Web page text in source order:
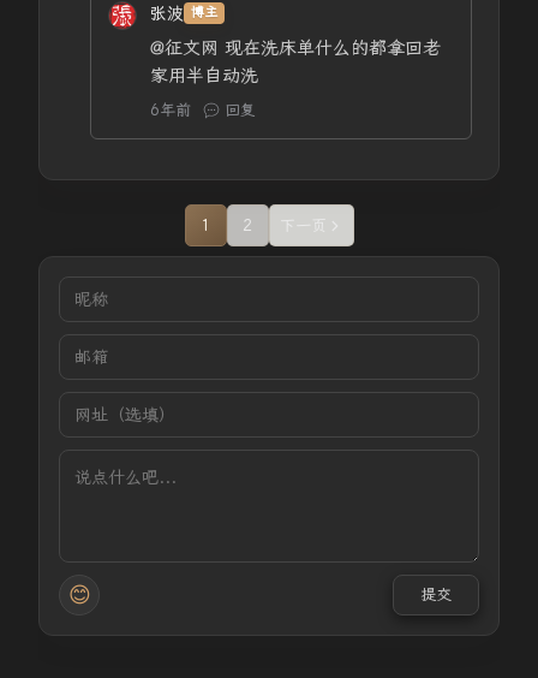
张波 博主
@征文网 现在洗床单什么的都拿回老
家用半自动洗
6年前 回复
1 2 下一页
😊 提交